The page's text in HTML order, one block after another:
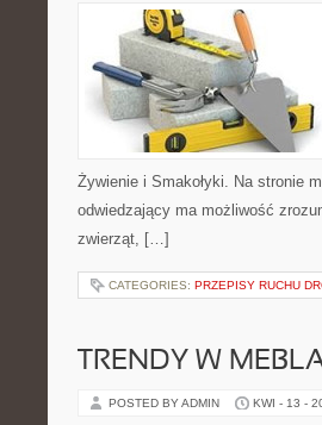
Żywienie i Smakołyki. Na stronie
odwiedzający ma możliwość
zwierząt, […]
CATEGORIES: PRZEPISY RUCHU
TRENDY W
POSTED BY ADMIN KWI - 13 -